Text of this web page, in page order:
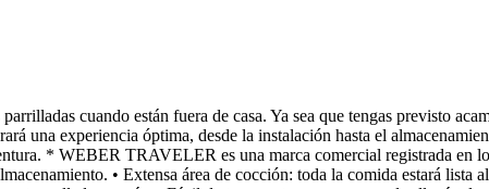
cuando están fuera de casa. Ya sea que tengas previsto
una experiencia óptima, desde la instalación hasta el
* WEBER TRAVELER es una marca comercial registrada en
• Extensa área de cocción: toda la comida estará lista